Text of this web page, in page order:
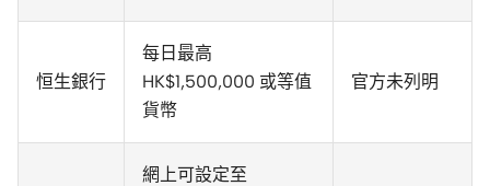
恒生銀行
每日最高
HK$1,500,000 或等值
貨幣
官方未列明
網上可設定至